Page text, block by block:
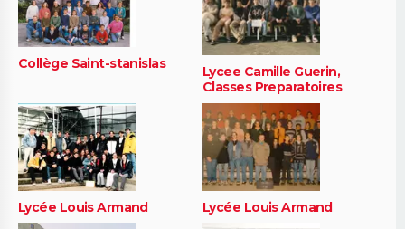
Collège Saint-stanislas
Lycee Camille Guerin,
Classes Preparatoires
Lycée Louis Armand Lycée Louis Armand